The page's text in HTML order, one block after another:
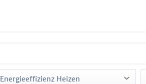
Energieeffizienz Heizen